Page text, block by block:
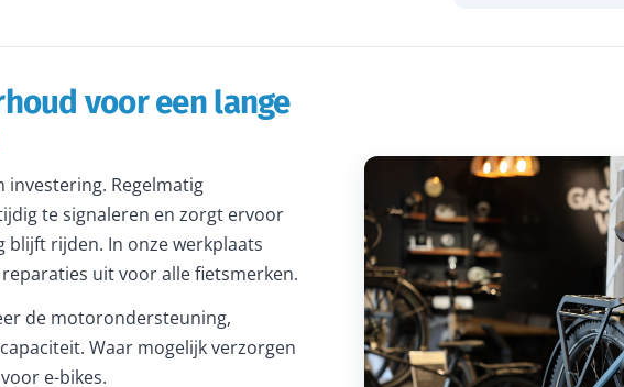
voor een lange
investering. Regelmatig
te signaleren en zorgt ervoor
blijft rijden. In onze werkplaats
uit voor alle fietsmerken.
de motorondersteuning,
Waar mogelijk verzorgen
e-bikes.